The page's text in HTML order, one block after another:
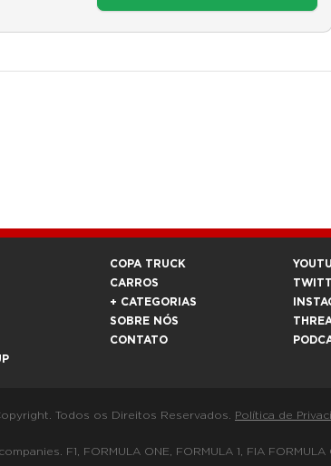
COPA TRUCK
CARROS
+ CATEGORIAS
SOBRE NÓS
CONTATO
Todos os Direitos Reservados. Política de
F1, FORMULA ONE, FORMULA 1, FIA FORMULA